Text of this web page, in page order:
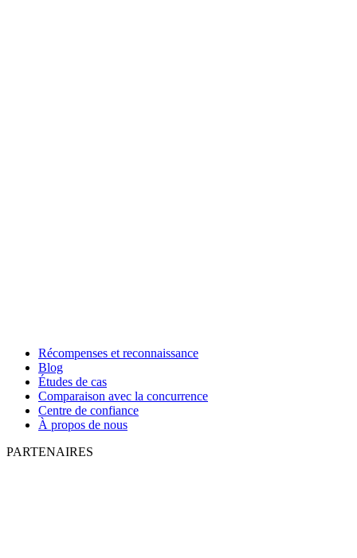
Récompenses et reconnaissance
Blog
Études de cas
Comparaison avec la concurrence
Centre de confiance
À propos de nous
PARTENAIRES